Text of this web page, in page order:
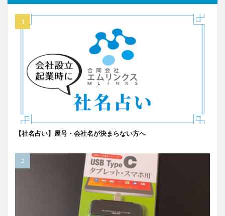
【社名占い】屋号・会社名が決まらない方へ